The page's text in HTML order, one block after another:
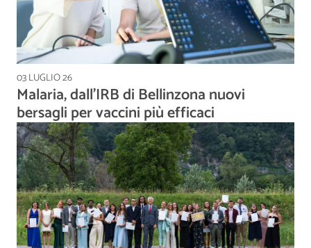
03 LUGLIO 26
Malaria, dall’IRB di Bellinzona nuovi
bersagli per vaccini più efficaci